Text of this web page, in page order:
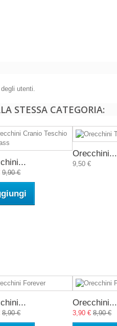
utenti.
STESSA CATEGORIA:
9,90 €
Orecchini...
9,50 €
8,90 €
Orecchini...
3,90 € 8,90 €